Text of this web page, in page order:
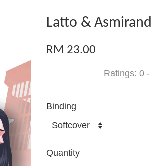
Latto &
RM 23.00
Ratings: 0 -
Binding
Quantity